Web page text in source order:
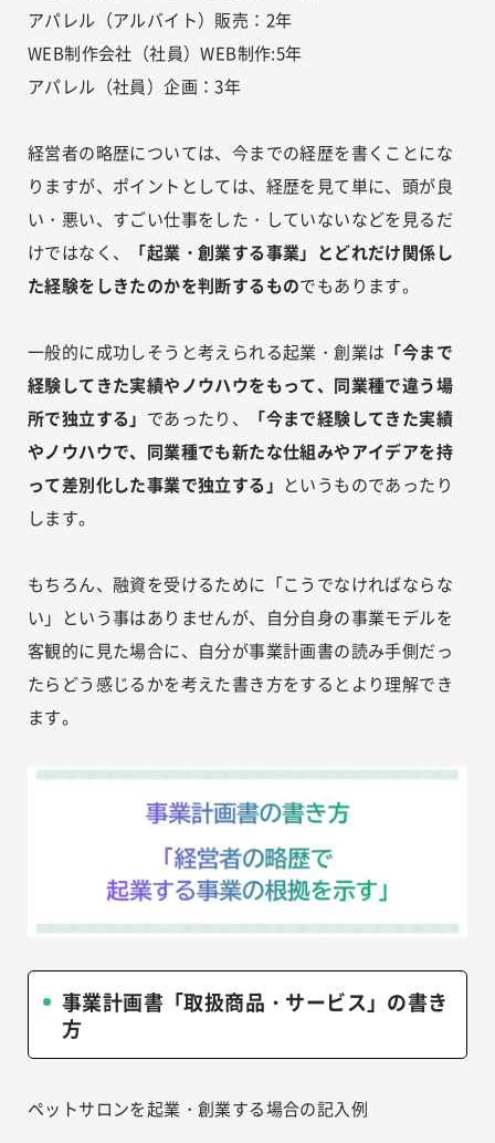
アパレル（アルバイト）販売：2年
WEB制作会社（社員）WEB制作:5年
アパレル（社員）企画：3年
経営者の略歴については、今までの経歴を書くことにな
りますが、ポイントとしては、経歴を見て単に、頭が良
い・悪い、すごい仕事をした・していないなどを見るだ
けではなく、
「起業・創業する事業」とどれだけ関係し
た経験をしきたのかを判断するものでもあります。
一般的に成功しそうと考えられる起業・創業は 「今まで
経験してきた実績やノウハウをもって、同業種で違う場
所で独立する」 であったり、
「今まで経験してきた実績
やノウハウで、同業種でも新たな仕組みやアイデアを持
って差別化した事業で独立する」 というものであったり
します。
もちろん、融資を受けるために「こうでなければならな
い」という事はありませんが、自分自身の事業モデルを
客観的に見た場合に、自分が事業計画書の読み手側だっ
たらどう感じるかを考えた書き方をするとより理解でき
ます。
事業計画書「取扱商品・サービス」の書き
方
ペットサロンを起業・創業する場合の記入例